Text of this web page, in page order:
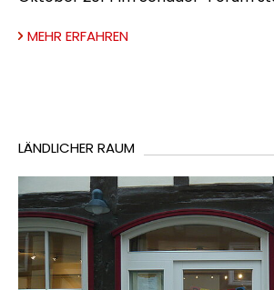
MEHR ERFAHREN
LÄNDLICHER RAUM